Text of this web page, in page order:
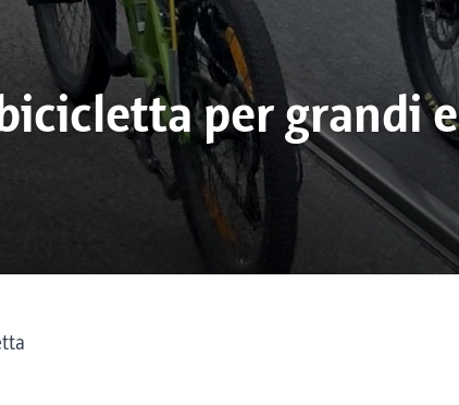
per grandi e